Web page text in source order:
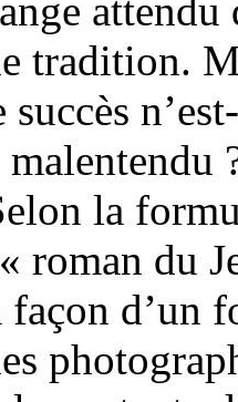
attendu
tradition.
la
roman du
façon d’un